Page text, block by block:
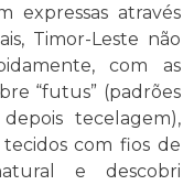
expressas através
Timor-Leste não
com as
“futus” (padrões
tecelagem),
tecidos com fios de
e descobri